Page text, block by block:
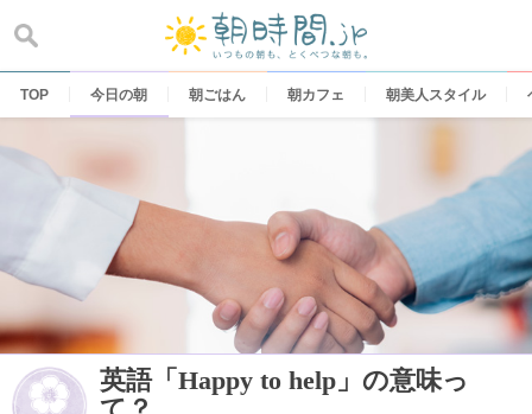
content
TOP 今日の朝 朝ごはん 朝カフェ 朝美人スタイル
英語「Happy to help」の意味っ